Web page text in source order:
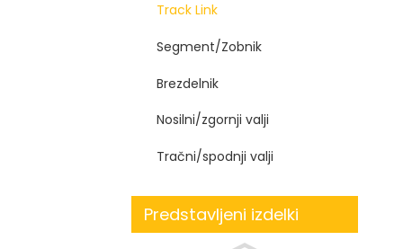
Track Link
Segment/Zobnik
Brezdelnik
Nosilni/zgornji valji
Tračni/spodnji valji
Predstavljeni izdelki